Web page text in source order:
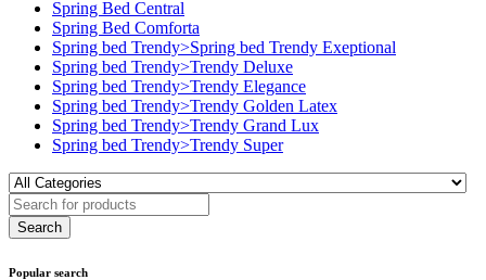
Spring Bed Central
Spring Bed Comforta
Spring bed Trendy>Spring bed Trendy Exeptional
Spring bed Trendy>Trendy Deluxe
Spring bed Trendy>Trendy Elegance
Spring bed Trendy>Trendy Golden Latex
Spring bed Trendy>Trendy Grand Lux
Spring bed Trendy>Trendy Super
Popular search